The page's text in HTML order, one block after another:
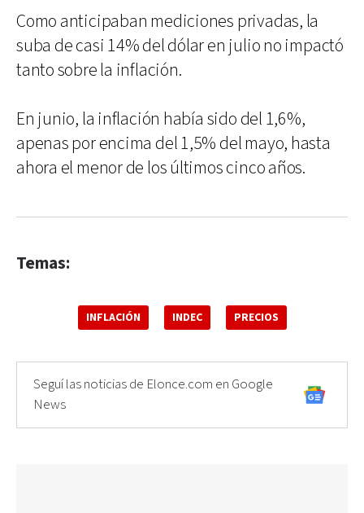
Como anticipaban mediciones privadas, la
suba de casi 14% del dólar en julio no impactó
tanto sobre la inflación.
En junio, la inflación había sido del 1,6%,
apenas por encima del 1,5% del mayo, hasta
ahora el menor de los últimos cinco años.
Temas:
INFLACIÓN INDEC PRECIOS
Seguí las noticias de Elonce.com en Google
News